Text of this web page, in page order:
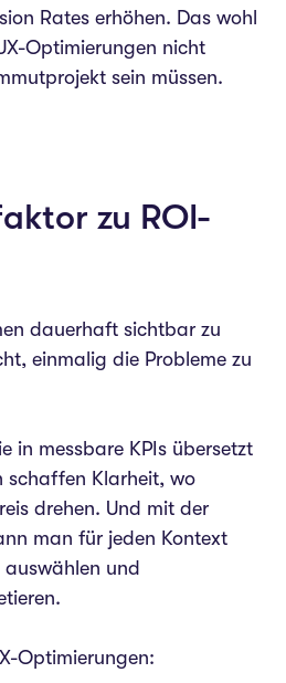
Rates erhöhen. Das wohl
Optimierungen nicht
sein müssen.
zu ROI-
dauerhaft sichtbar zu
einmalig die Probleme zu
in messbare KPIs übersetzt
schaffen Klarheit, wo
drehen. Und mit der
man für jeden Kontext
auswählen und
Optimierungen: